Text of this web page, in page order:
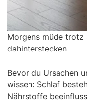
Morgens müde trotz
dahinterstecken
Bevor du Ursachen
wissen: Schlaf
Nährstoffe